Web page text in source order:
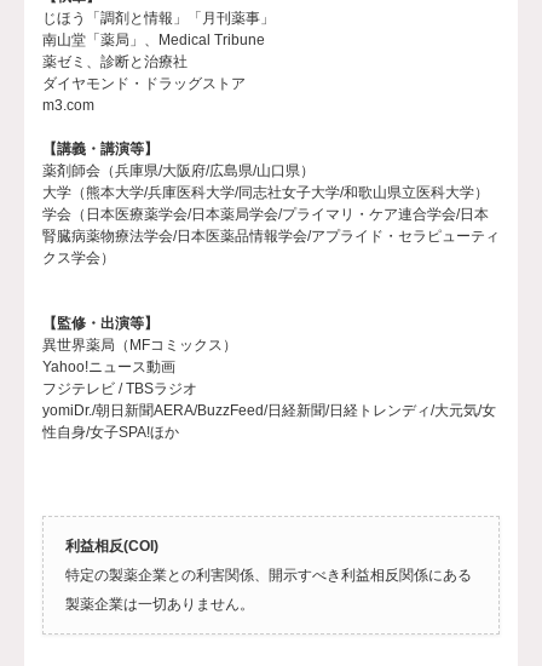
じほう「調剤と情報」「月刊薬事」
南山堂「薬局」、Medical Tribune
薬ゼミ、診断と治療社
ダイヤモンド・ドラッグストア
m3.com
【講義・講演等】
薬剤師会（兵庫県/大阪府/広島県/山口県）
大学（熊本大学/兵庫医科大学/同志社女子大学/和歌山県立医科大学）
学会（日本医療薬学会/日本薬局学会/プライマリ・ケア連合学会/日本
腎臓病薬物療法学会/日本医薬品情報学会/アプライド・セラピューティ
クス学会）
【監修・出演等】
異世界薬局（MFコミックス）
Yahoo!ニュース動画
フジテレビ / TBSラジオ
yomiDr./朝日新聞AERA/BuzzFeed/日経新聞/日経トレンディ/大元気/女
性自身/女子SPA!ほか
利益相反(COI)
特定の製薬企業との利害関係、開示すべき利益相反関係にある
製薬企業は一切ありません。